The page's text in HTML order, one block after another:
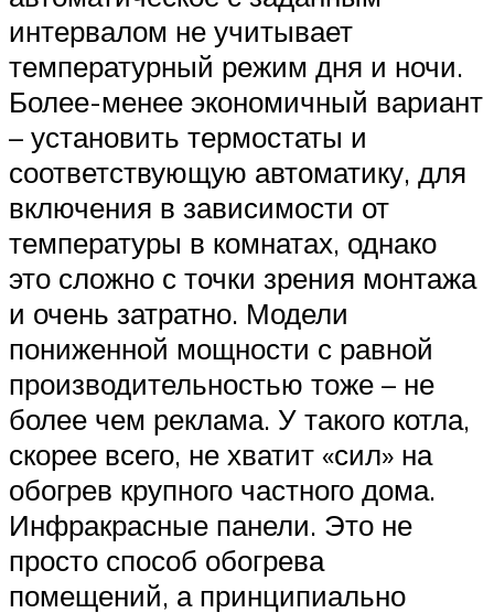
интервалом не учитывает
температурный режим дня и ночи.
Более-менее экономичный вариант
– установить термостаты и
соответствующую автоматику, для
включения в зависимости от
температуры в комнатах, однако
это сложно с точки зрения монтажа
и очень затратно. Модели
пониженной мощности с равной
производительностью тоже – не
более чем реклама. У такого котла,
скорее всего, не хватит «сил» на
обогрев крупного частного дома.
Инфракрасные панели. Это не
просто способ обогрева
помещений, а принципиально